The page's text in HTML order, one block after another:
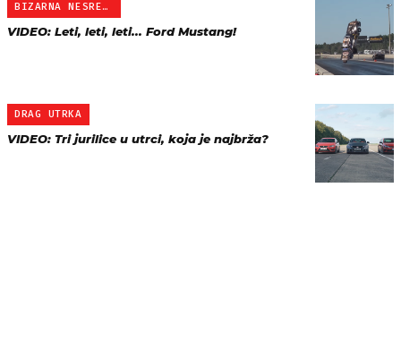
BIZARNA NESREĆA
VIDEO: Leti, leti, leti... Ford Mustang!
DRAG UTRKA
VIDEO: Tri jurilice u utrci, koja je najbrža?